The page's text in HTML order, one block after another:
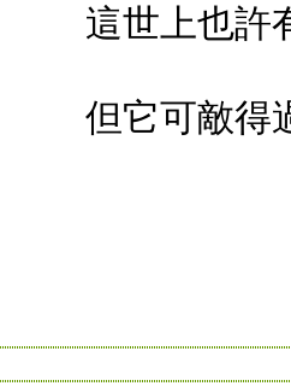
這世上也許有
但它可敵得過